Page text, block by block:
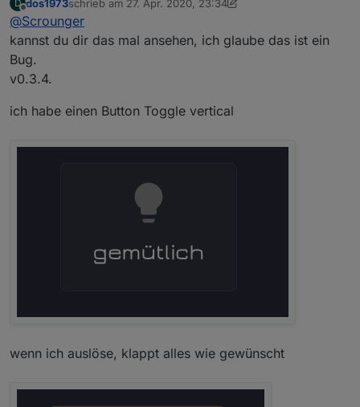
D
Offline
dos1973schrieb am 27. Apr. 2020, 23:34
zuletzt editiert von Scrounger
@Scrounger
kannst du dir das mal ansehen, ich glaube das ist ein
Bug.
v0.3.4.
ich habe einen Button Toggle vertical
wenn ich auslöse, klappt alles wie gewünscht